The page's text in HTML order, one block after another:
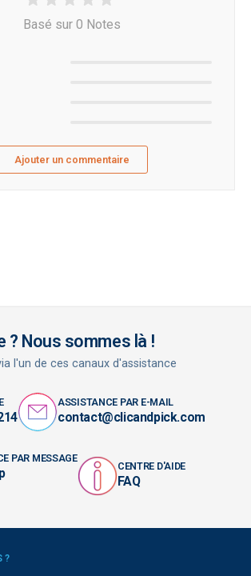
Basé sur 0 Notes
Ajouter un commentaire
? Nous sommes là !
l'un de ces canaux d'assistance
ASSISTANCE PAR E-MAIL
contact@clicandpick.com
PAR MESSAGE
CENTRE D'AIDE
FAQ
?